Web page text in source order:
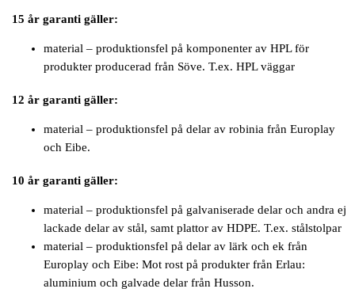
15 år garanti gäller:
material – produktionsfel på komponenter av HPL för
produkter producerad från Söve. T.ex. HPL väggar
12 år garanti gäller:
material – produktionsfel på delar av robinia från Europlay
och Eibe.
10 år garanti gäller:
material – produktionsfel på galvaniserade delar och andra ej
lackade delar av stål, samt plattor av HDPE. T.ex. stålstolpar
material – produktionsfel på delar av lärk och ek från
Europlay och Eibe: Mot rost på produkter från Erlau:
aluminium och galvade delar från Husson.